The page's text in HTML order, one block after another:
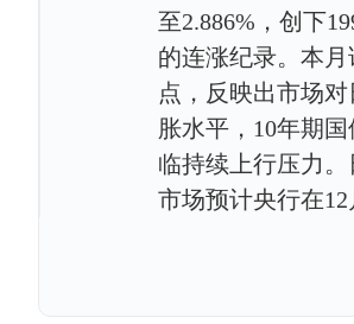
至2.886%，创下
的连涨纪录。本
点，反映出市场
胀水平，10年期
临持续上行压力
市场预计央行在